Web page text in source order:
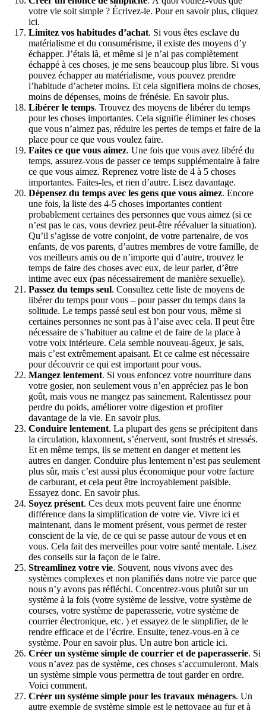
votre vie soit simple ? Écrivez-le. Pour en savoir plus, cliquez
ici.
Limitez vos habitudes d’achat. Si vous êtes esclave du
matérialisme et du consumérisme, il existe des moyens d’y
échapper. J’étais là, et même si je n’ai pas complètement
échappé à ces choses, je me sens beaucoup plus libre. Si vous
pouvez échapper au matérialisme, vous pouvez prendre
l’habitude d’acheter moins. Et cela signifiera moins de choses,
moins de dépenses, moins de frénésie. En savoir plus.
Libérer le temps. Trouvez des moyens de libérer du temps
pour les choses importantes. Cela signifie éliminer les choses
que vous n’aimez pas, réduire les pertes de temps et faire de la
place pour ce que vous voulez faire.
Faites ce que vous aimez. Une fois que vous avez libéré du
temps, assurez-vous de passer ce temps supplémentaire à faire
ce que vous aimez. Reprenez votre liste de 4 à 5 choses
importantes. Faites-les, et rien d’autre. Lisez davantage.
Dépensez du temps avec les gens que vous aimez. Encore
une fois, la liste des 4-5 choses importantes contient
probablement certaines des personnes que vous aimez (si ce
n’est pas le cas, vous devriez peut-être réévaluer la situation).
Qu’il s’agisse de votre conjoint, de votre partenaire, de vos
enfants, de vos parents, d’autres membres de votre famille, de
vos meilleurs amis ou de n’importe qui d’autre, trouvez le
temps de faire des choses avec eux, de leur parler, d’être
intime avec eux (pas nécessairement de manière sexuelle).
Passez du temps seul. Consultez cette liste de moyens de
libérer du temps pour vous – pour passer du temps dans la
solitude. Le temps passé seul est bon pour vous, même si
certaines personnes ne sont pas à l’aise avec cela. Il peut être
nécessaire de s’habituer au calme et de faire de la place à
votre voix intérieure. Cela semble nouveau-âgeux, je sais,
mais c’est extrêmement apaisant. Et ce calme est nécessaire
pour découvrir ce qui est important pour vous.
Mangez lentement. Si vous enfoncez votre nourriture dans
votre gosier, non seulement vous n’en appréciez pas le bon
goût, mais vous ne mangez pas sainement. Ralentissez pour
perdre du poids, améliorer votre digestion et profiter
davantage de la vie. En savoir plus.
Conduire lentement. La plupart des gens se précipitent dans
la circulation, klaxonnent, s’énervent, sont frustrés et stressés.
Et en même temps, ils se mettent en danger et mettent les
autres en danger. Conduire plus lentement n’est pas seulement
plus sûr, mais c’est aussi plus économique pour votre facture
de carburant, et cela peut être incroyablement paisible.
Essayez donc. En savoir plus.
Soyez présent. Ces deux mots peuvent faire une énorme
différence dans la simplification de votre vie. Vivre ici et
maintenant, dans le moment présent, vous permet de rester
conscient de la vie, de ce qui se passe autour de vous et en
vous. Cela fait des merveilles pour votre santé mentale. Lisez
des conseils sur la façon de le faire.
Streamlinez votre vie. Souvent, nous vivons avec des
systèmes complexes et non planifiés dans notre vie parce que
nous n’y avons pas réfléchi. Concentrez-vous plutôt sur un
système à la fois (votre système de lessive, votre système de
courses, votre système de paperasserie, votre système de
courrier électronique, etc. ) et essayez de le simplifier, de le
rendre efficace et de l’écrire. Ensuite, tenez-vous-en à ce
système. Pour en savoir plus. Un autre bon article ici.
Créer un système simple de courrier et de paperasserie. Si
vous n’avez pas de système, ces choses s’accumuleront. Mais
un système simple vous permettra de tout garder en ordre.
Voici comment.
Créer un système simple pour les travaux ménagers. Un
autre exemple de système simple est le nettoyage au fur et à